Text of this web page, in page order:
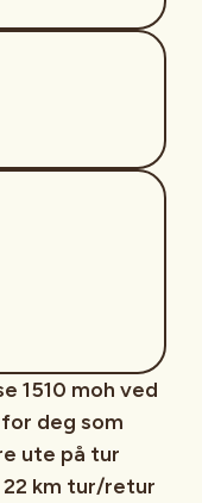
1510 moh ved
deg som
ute på tur
km tur/retur